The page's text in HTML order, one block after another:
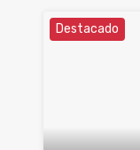
Destacado